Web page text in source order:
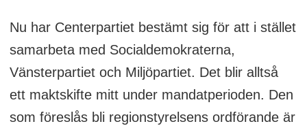
Nu har Centerpartiet bestämt sig för att i stället
samarbeta med Socialdemokraterna,
Vänsterpartiet och Miljöpartiet. Det blir alltså
ett maktskifte mitt under mandatperioden. Den
som föreslås bli regionstyrelsens ordförande är